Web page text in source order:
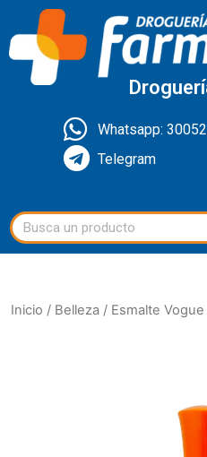
Whatsapp:
Telegram
Inicio / Belleza / Esmalte